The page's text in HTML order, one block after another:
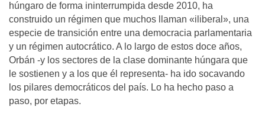
húngaro de forma ininterrumpida desde 2010, ha
construido un régimen que muchos llaman «iliberal», una
especie de transición entre una democracia parlamentaria
y un régimen autocrático. A lo largo de estos doce años,
Orbán -y los sectores de la clase dominante húngara que
le sostienen y a los que él representa- ha ido socavando
los pilares democráticos del país. Lo ha hecho paso a
paso, por etapas.